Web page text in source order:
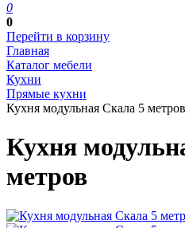
0
0
Перейти в корзину
Главная
Каталог мебели
Кухни
Прямые кухни
Кухня модульная Скала 5 метров
Кухня
метров